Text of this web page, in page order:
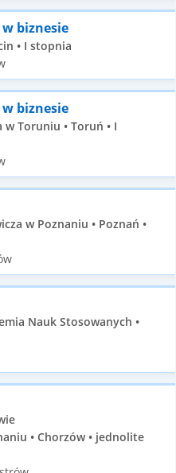
biznesie
• I stopnia
biznesie
Toruniu • Toruń • I
w Poznaniu • Poznań •
Nauk Stosowanych •
• Chorzów • jednolite